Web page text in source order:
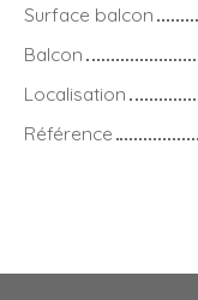
Surface balcon
Balcon
Localisation
Référence